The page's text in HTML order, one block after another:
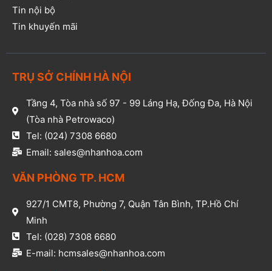
Tin nội bộ
Tin khuyến mãi
TRỤ SỞ CHÍNH HÀ NỘI
Tầng 4, Tòa nhà số 97 - 99 Láng Hạ, Đống Đa, Hà Nội
(Tòa nhà Petrowaco)
Tel: (024) 7308 6680
Email: sales@nhanhoa.com
VĂN PHÒNG TP. HCM​
927/1 CMT8, Phường 7, Quận Tân Bình, TP.Hồ Chí
Minh​
Tel: (028) 7308 6680​
E-mail: hcmsales@nhanhoa.com​